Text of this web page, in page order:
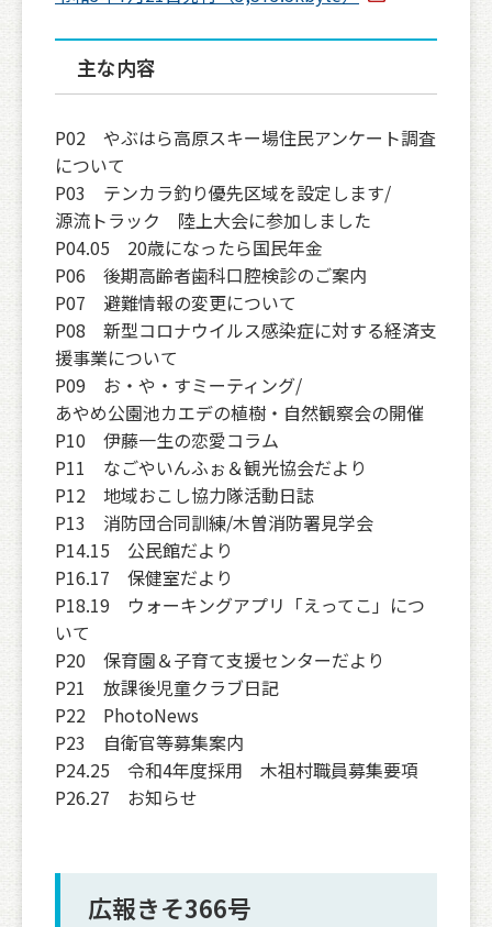
主な内容
P02 やぶはら高原スキー場住民アンケート調査
について
P03 テンカラ釣り優先区域を設定します/
源流トラック 陸上大会に参加しました
P04.05 20歳になったら国民年金
P06 後期高齢者歯科口腔検診のご案内
P07 避難情報の変更について
P08 新型コロナウイルス感染症に対する経済支
援事業について
P09 お・や・すミーティング/
あやめ公園池カエデの植樹・自然観察会の開催
P10 伊藤一生の恋愛コラム
P11 なごやいんふぉ＆観光協会だより
P12 地域おこし協力隊活動日誌
P13 消防団合同訓練/木曽消防署見学会
P14.15 公民館だより
P16.17 保健室だより
P18.19 ウォーキングアプリ「えってこ」につ
いて
P20 保育園＆子育て支援センターだより
P21 放課後児童クラブ日記
P22 PhotoNews
P23 自衛官等募集案内
P24.25 令和4年度採用 木祖村職員募集要項
P26.27 お知らせ
広報きそ366号